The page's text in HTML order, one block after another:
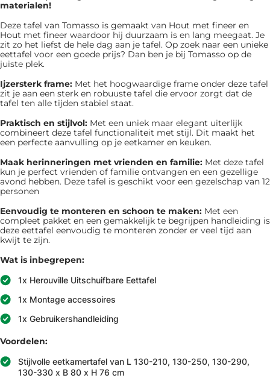
materialen!
Deze tafel van Tomasso is gemaakt van Hout met fineer en
Hout met fineer waardoor hij duurzaam is en lang meegaat. Je
zit zo het liefst de hele dag aan je tafel. Op zoek naar een unieke
eettafel voor een goede prijs? Dan ben je bij Tomasso op de
juiste plek.
Ijzersterk frame: Met het hoogwaardige frame onder deze tafel
zit je aan een sterk en robuuste tafel die ervoor zorgt dat de
tafel ten alle tijden stabiel staat.
Praktisch en stijlvol: Met een uniek maar elegant uiterlijk
combineert deze tafel functionaliteit met stijl. Dit maakt het
een perfecte aanvulling op je eetkamer en keuken.
Maak herinneringen met vrienden en familie: Met deze tafel
kun je perfect vrienden of familie ontvangen en een gezellige
avond hebben. Deze tafel is geschikt voor een gezelschap van 12
personen
Eenvoudig te monteren en schoon te maken: Met een
compleet pakket en een gemakkelijk te begrijpen handleiding is
deze eettafel eenvoudig te monteren zonder er veel tijd aan
kwijt te zijn.
Wat is inbegrepen:
1x Herouville Uitschuifbare Eettafel
1x Montage accessoires
1x Gebruikershandleiding
Voordelen:
Stijlvolle eetkamertafel van L 130-210, 130-250, 130-290,
130-330 x B 80 x H 76 cm